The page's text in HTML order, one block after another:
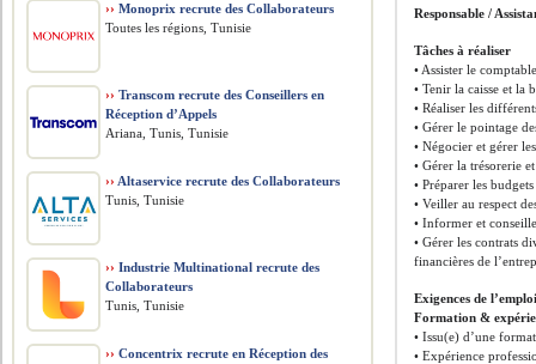
Responsable /
Tâches à réaliser
• Assister le
• Tenir la caisse et la
• Réaliser les
• Gérer le pointage
• Négocier et gérer
• Gérer la trésorerie
• Préparer les
• Veiller au respect
• Informer et
• Gérer les contrats
financières de
Exigences de
Formation &
• Issu(e) d’une
• Expérience
›› Monoprix recrute des Collaborateurs
Toutes les régions, Tunisie
›› Transcom recrute des Conseillers en
Réception d’Appels
Ariana, Tunis, Tunisie
›› Altaservice recrute des Collaborateurs
Tunis, Tunisie
›› Industrie Multinational recrute des
Collaborateurs
Tunis, Tunisie
›› Concentrix recrute en Réception des